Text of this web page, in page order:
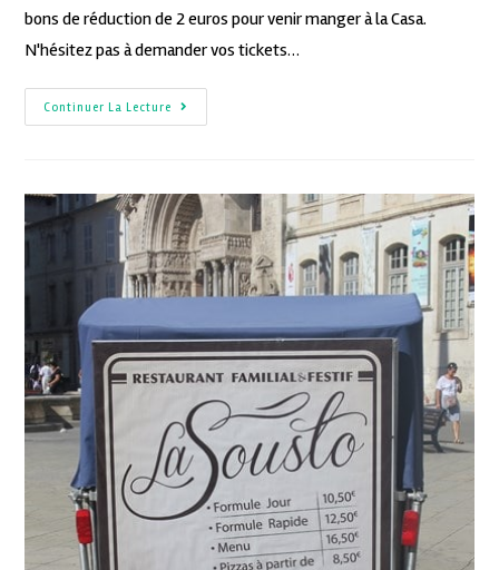
bons de réduction de 2 euros pour venir manger à la Casa.
N'hésitez pas à demander vos tickets…
Continuer La Lecture